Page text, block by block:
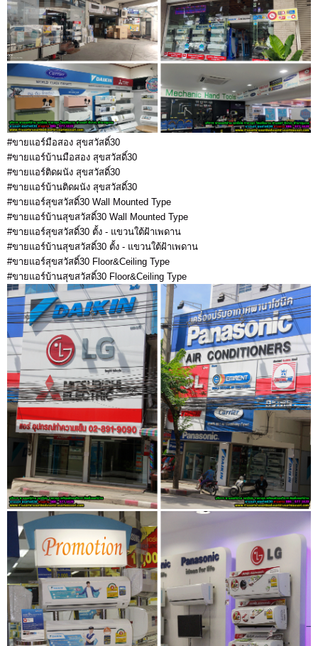
#ขายแอร์มือสอง สุขสวัสดิ์30
#ขายแอร์บ้านมือสอง สุขสวัสดิ์30
#ขายแอร์ติดผนัง สุขสวัสดิ์30
#ขายแอร์บ้านติดผนัง สุขสวัสดิ์30
#ขายแอร์สุขสวัสดิ์30 Wall Mounted Type
#ขายแอร์บ้านสุขสวัสดิ์30 Wall Mounted Type
#ขายแอร์สุขสวัสดิ์30 ตั้ง - แขวนใต้ฝ้าเพดาน
#ขายแอร์บ้านสุขสวัสดิ์30 ตั้ง - แขวนใต้ฝ้าเพดาน
#ขายแอร์สุขสวัสดิ์30 Floor&Ceiling Type
#ขายแอร์บ้านสุขสวัสดิ์30 Floor&Ceiling Type